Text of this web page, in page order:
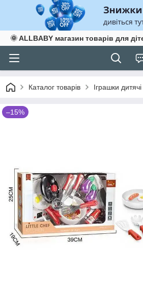
🌞 ALLBABY магазин товарів для
Каталог товарів Іграшки дитячі
–15%